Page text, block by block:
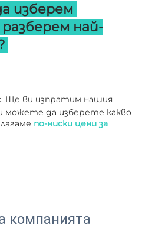
изберем
най-
можете да изберете какво
по-ниски цени за
компанията